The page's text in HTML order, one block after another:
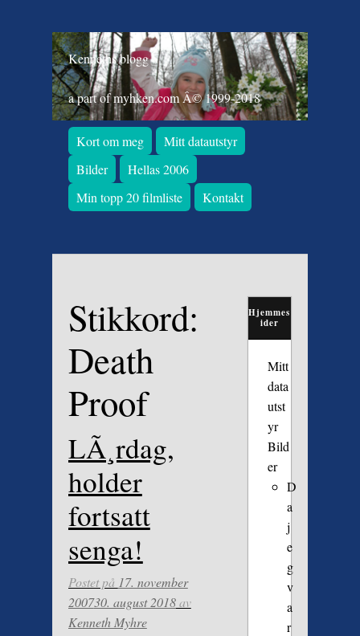
Kenneths blogg
a part of myhken.com Â© 1999-2018
Kort om meg
Mitt datautstyr
Bilder
Hellas 2006
Min topp 20 filmliste
Kontakt
Stikkord:
Death
Proof
LÃ¸rdag,
holder
fortsatt
senga!
Postet på 17. november
200730. august 2018av
Kenneth Myhre
Hjemmes
ider
Mitt
data
utst
yr
Bild
er
D
a
j
e
g
v
a
r